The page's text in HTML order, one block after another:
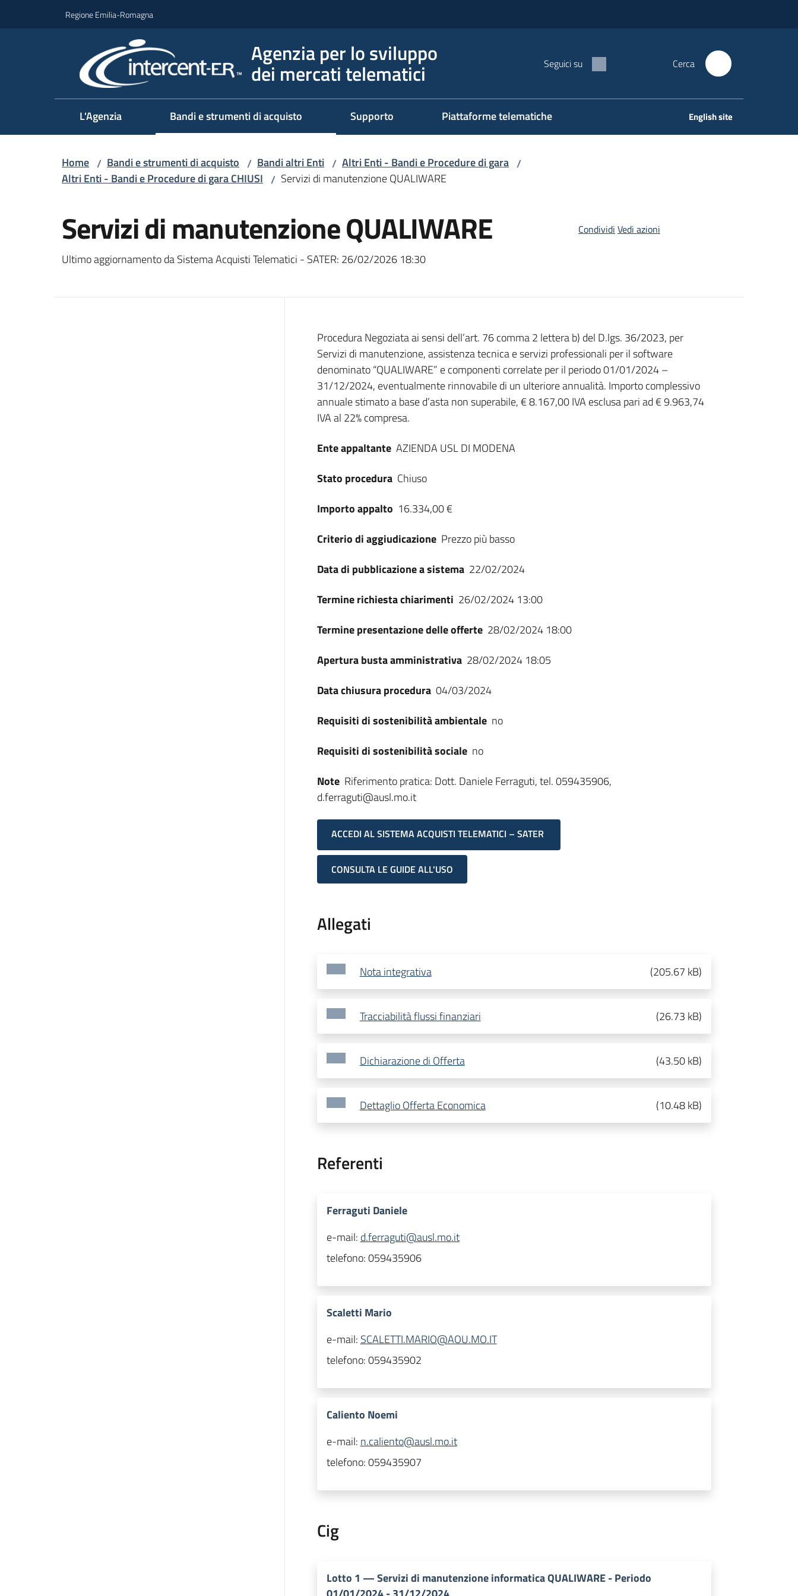
Regione Emilia-Romagna
Agenzia per lo sviluppo
dei mercati telematici Seguici su Cerca
L'Agenzia Bandi e strumenti di acquisto Supporto Piattaforme telematiche English site
Home / Bandi e strumenti di acquisto / Bandi altri Enti / Altri Enti - Bandi e Procedure di gara /
Altri Enti - Bandi e Procedure di gara CHIUSI / Servizi di manutenzione QUALIWARE
Servizi di manutenzione QUALIWARE
Ultimo aggiornamento da Sistema Acquisti Telematici - SATER: 26/02/2026 18:30
Condividi Vedi azioni
Dati del bando
Procedura Negoziata ai sensi dell’art. 76 comma 2 lettera b) del D.lgs. 36/2023, per
Servizi di manutenzione, assistenza tecnica e servizi professionali per il software
denominato “QUALIWARE” e componenti correlate per il periodo 01/01/2024 –
31/12/2024, eventualmente rinnovabile di un ulteriore annualità. Importo complessivo
annuale stimato a base d’asta non superabile, € 8.167,00 IVA esclusa pari ad € 9.963,74
IVA al 22% compresa.
Ente appaltante AZIENDA USL DI MODENA
Stato procedura Chiuso
Importo appalto 16.334,00 €
Criterio di aggiudicazione Prezzo più basso
Data di pubblicazione a sistema 22/02/2024
Termine richiesta chiarimenti 26/02/2024 13:00
Termine presentazione delle offerte 28/02/2024 18:00
Apertura busta amministrativa 28/02/2024 18:05
Data chiusura procedura 04/03/2024
Requisiti di sostenibilità ambientale no
Requisiti di sostenibilità sociale no
Note Riferimento pratica: Dott. Daniele Ferraguti, tel. 059435906,
d.ferraguti@ausl.mo.it
ACCEDI AL SISTEMA ACQUISTI TELEMATICI – SATER
CONSULTA LE GUIDE ALL'USO
Allegati
Nota integrativa (205.67 kB)
Tracciabilità flussi finanziari (26.73 kB)
Dichiarazione di Offerta (43.50 kB)
Dettaglio Offerta Economica (10.48 kB)
Referenti
Ferraguti Daniele
e-mail: d.ferraguti@ausl.mo.it
telefono:059435906
Scaletti Mario
e-mail: SCALETTI.MARIO@AOU.MO.IT
telefono:059435902
Caliento Noemi
e-mail: n.caliento@ausl.mo.it
telefono:059435907
Cig
Lotto 1 —Servizi di manutenzione informatica QUALIWARE - Periodo